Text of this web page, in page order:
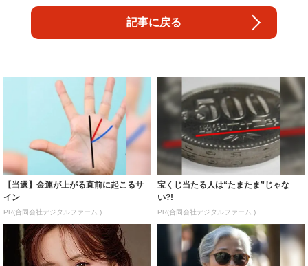
記事に戻る
【当選】金運が上がる直前に起こるサ
イン
PR(合同会社デジタルファーム )
宝くじ当たる人は“たまたま”じゃな
い?!
PR(合同会社デジタルファーム )